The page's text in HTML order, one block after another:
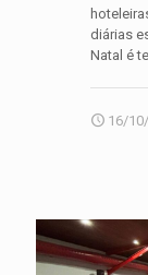
diárias
Natal é
16/